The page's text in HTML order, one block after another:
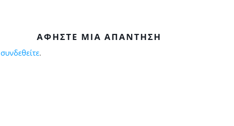
ΑΦΉΣΤΕ ΜΙΑ ΑΠΆΝΤΗΣΗ
συνδεθείτε.